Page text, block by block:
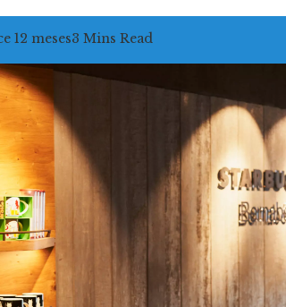
12 meses3 Mins Read